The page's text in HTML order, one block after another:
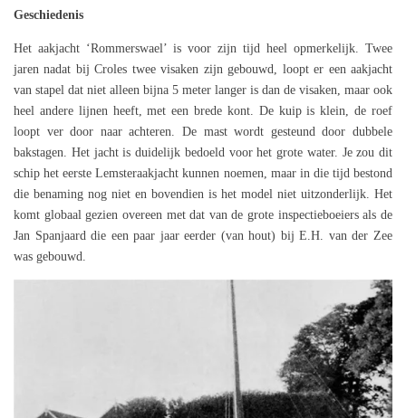
Geschiedenis
Het aakjacht ‘Rommerswael’ is voor zijn tijd heel opmerkelijk. Twee
jaren nadat bij Croles twee visaken zijn gebouwd, loopt er een aakjacht
van stapel dat niet alleen bijna 5 meter langer is dan de visaken, maar ook
heel andere lijnen heeft, met een brede kont. De kuip is klein, de roef
loopt ver door naar achteren. De mast wordt gesteund door dubbele
bakstagen. Het jacht is duidelijk bedoeld voor het grote water. Je zou dit
schip het eerste Lemsteraakjacht kunnen noemen, maar in die tijd bestond
die benaming nog niet en bovendien is het model niet uitzonderlijk. Het
komt globaal gezien overeen met dat van de grote inspectieboeiers als de
Jan Spanjaard die een paar jaar eerder (van hout) bij E.H. van der Zee
was gebouwd.